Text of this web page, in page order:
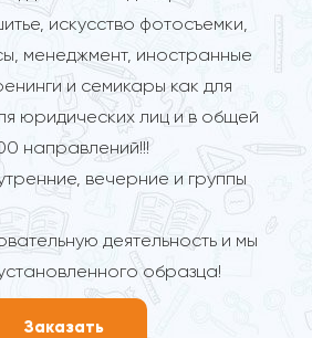
искусство фотосъемки,
менеджмент, иностранные
и семикары как для
юридических лиц и в общей
направлений!!!
вечерние и группы
деятельность и мы
образца!
Заказать